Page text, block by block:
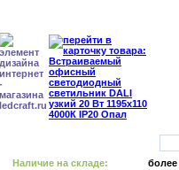
Наличие на складе: более